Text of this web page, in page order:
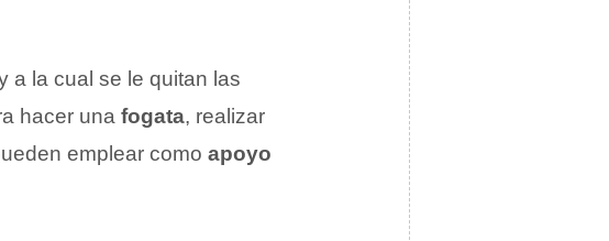
a la cual se le quitan las
hacer una fogata, realizar
emplear como apoyo